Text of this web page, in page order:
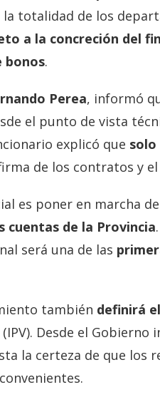
totalidad de los
a la concreción del
bonos.
Perea, informó
el punto de vista
explicó que
de los contratos y
es poner en marcha
cuentas de la Provincia
será una de las
también definirá
Desde el Gobierno
la certeza de que los